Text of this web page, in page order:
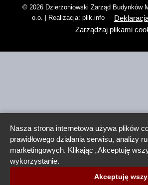
© 2026 Dzierżoniowski Zarząd Budynków
o.o. | Realizacja: plik.info
Zarządzaj plikami
Nasza strona internetowa używa plików
prawidłowego działania serwisu, analizy
marketingowych. Klikając „Akceptuję
wykorzystanie.
Akceptuję